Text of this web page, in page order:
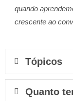
quando
crescente ao
Tópicos
Quanto